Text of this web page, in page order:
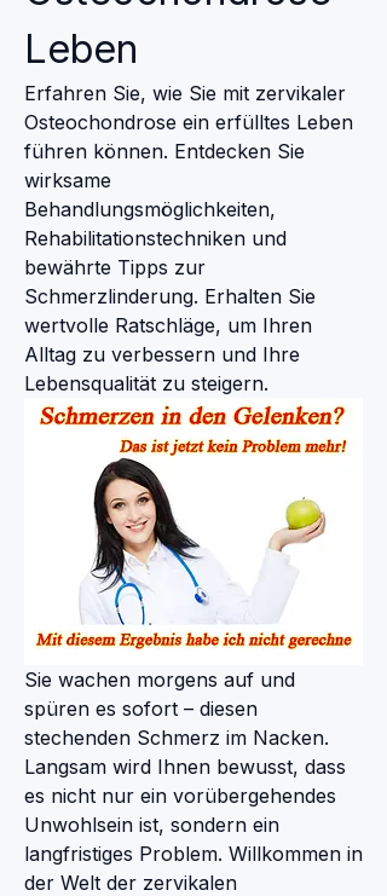
Leben
Erfahren Sie, wie Sie mit zervikaler
Osteochondrose ein erfülltes Leben
führen können. Entdecken Sie
wirksame
Behandlungsmöglichkeiten,
Rehabilitationstechniken und
bewährte Tipps zur
Schmerzlinderung. Erhalten Sie
wertvolle Ratschläge, um Ihren
Alltag zu verbessern und Ihre
Lebensqualität zu steigern.
Sie wachen morgens auf und
spüren es sofort – diesen
stechenden Schmerz im Nacken.
Langsam wird Ihnen bewusst, dass
es nicht nur ein vorübergehendes
Unwohlsein ist, sondern ein
langfristiges Problem. Willkommen in
der Welt der zervikalen